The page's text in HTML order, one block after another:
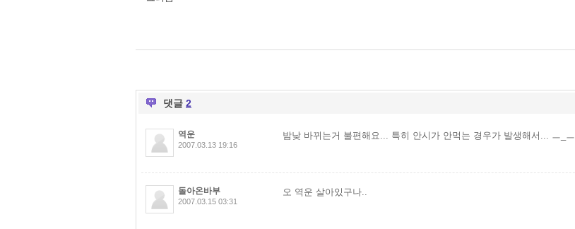
댓글 2
역운
2007.03.13 19:16
밤낮 바뀌는거 불편해요... 특히 안시가 안먹는 경우가 발생해서... ㅡ_ㅡ
돌아온바부
2007.03.15 03:31
오 역운 살아있구나..